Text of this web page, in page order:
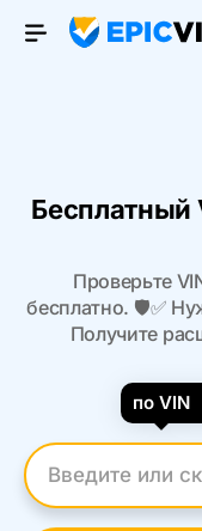
Open Menu
Бесплатный
Проверьте
бесплатно. 🛡️✅
Получите
по VIN
Введите VIN